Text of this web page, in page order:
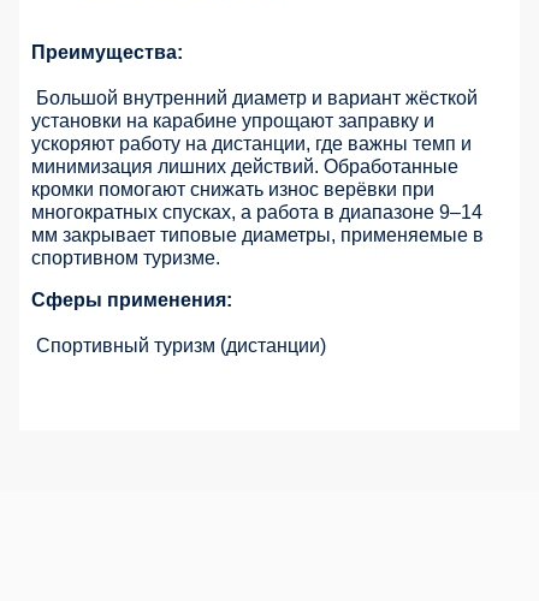
Преимущества:
Большой внутренний диаметр и вариант жёсткой
установки на карабине упрощают заправку и
ускоряют работу на дистанции, где важны темп и
минимизация лишних действий. Обработанные
кромки помогают снижать износ верёвки при
многократных спусках, а работа в диапазоне 9–14
мм закрывает типовые диаметры, применяемые в
спортивном туризме.
Сферы применения:
Спортивный туризм (дистанции)